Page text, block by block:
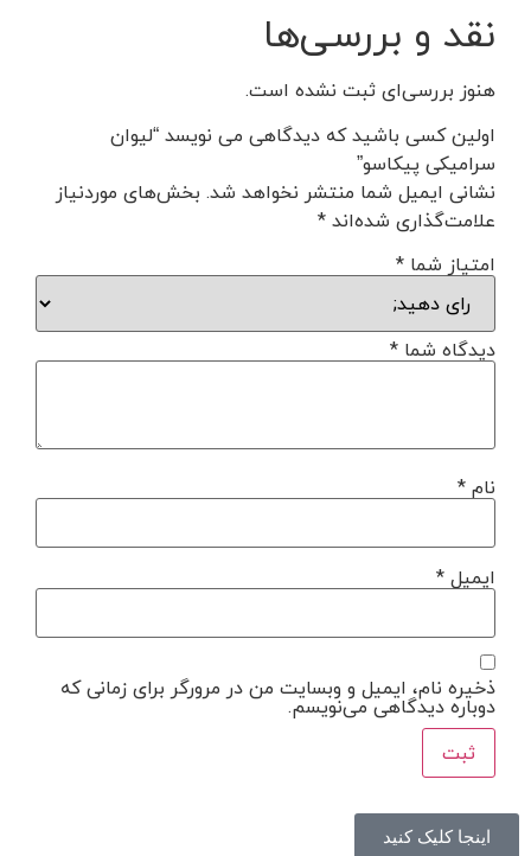
نقد و بررسی‌ها
هنوز بررسی‌ای ثبت نشده است.
اولین کسی باشید که دیدگاهی می نویسد “لیوان
سرامیکی پیکاسو”
نشانی ایمیل شما منتشر نخواهد شد. بخش‌های موردنیاز
علامت‌گذاری شده‌اند*
امتیاز شما *
دیدگاه شما *
نام*
ایمیل*
ذخیره نام، ایمیل و وبسایت من در مرورگر برای زمانی که
دوباره دیدگاهی می‌نویسم.
اینجا کلیک کنید